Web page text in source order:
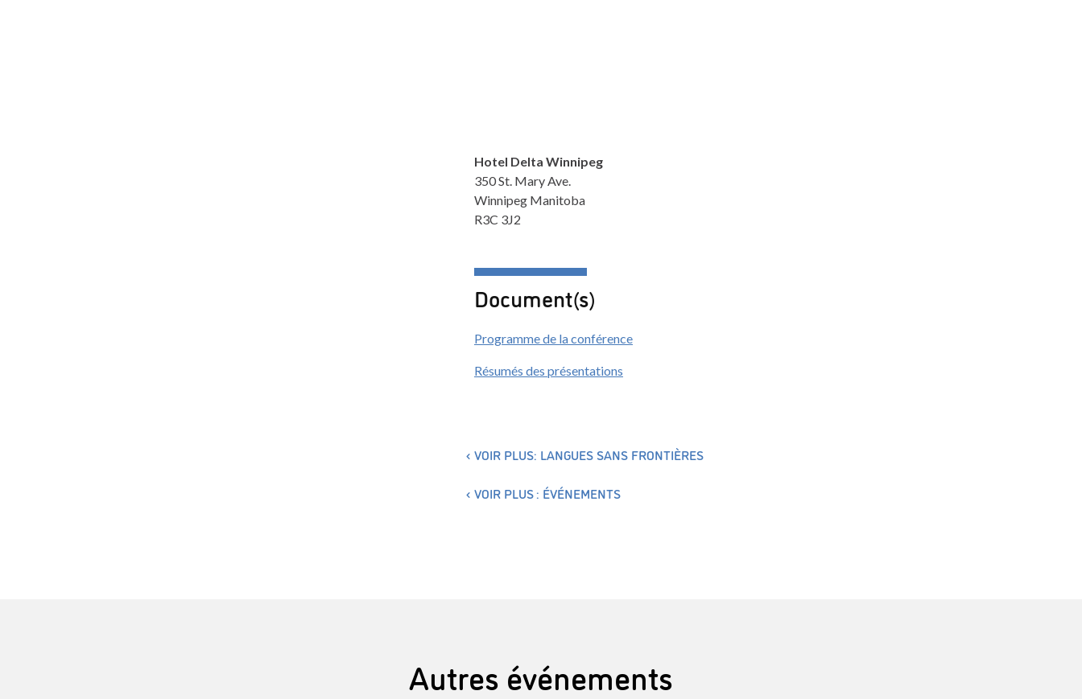
Hotel Delta Winnipeg
350 St. Mary Ave.
Winnipeg Manitoba
R3C 3J2
Document(s)
Programme de la conférence
Résumés des présentations
VOIR PLUS: LANGUES SANS FRONTIÈRES
VOIR PLUS : ÉVÉNEMENTS
Autres événements